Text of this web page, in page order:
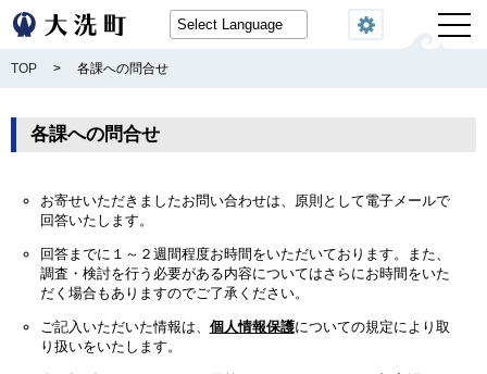
閲覧機能
TOP > 各課への問合せ
各課への問合せ
お寄せいただきましたお問い合わせは、原則として電子メールで
回答いたします。
回答までに１～２週間程度お時間をいただいております。また、
調査・検討を行う必要がある内容についてはさらにお時間をいた
だく場合もありますのでご了承ください。
ご記入いただいた情報は、 個人情報保護についての規定により取
り扱いをいたします。